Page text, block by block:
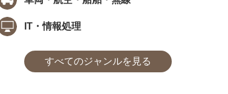
IT・情報処理
すべてのジャンルを見る